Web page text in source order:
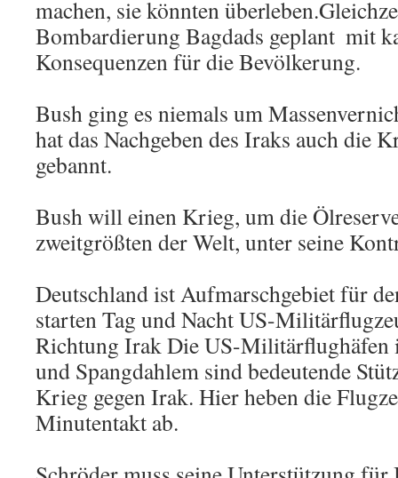
machen, sie könnten
Bombardierung Bagdads geplant  mit
Konsequenzen für die Bevölkerung.
Bush ging es niemals um
hat das Nachgeben des Iraks auch die
gebannt.
Bush will einen Krieg, um die
zweitgrößten der Welt, unter seine
Deutschland ist Aufmarschgebiet für
starten Tag und Nacht US-
Richtung Irak Die US-Militärflughäfen
und Spangdahlem sind bedeutende
Krieg gegen Irak. Hier heben die
Minutentakt ab.